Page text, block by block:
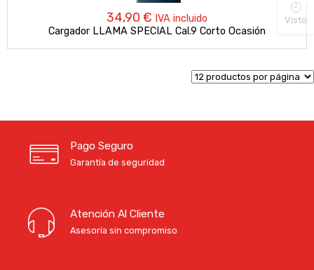
34,90 € IVA incluido
Cargador LLAMA SPECIAL Cal.9 Corto Ocasión
Pago Seguro
Garantía de seguridad
Atención Al Cliente
Asesoría sin compromiso
Visto